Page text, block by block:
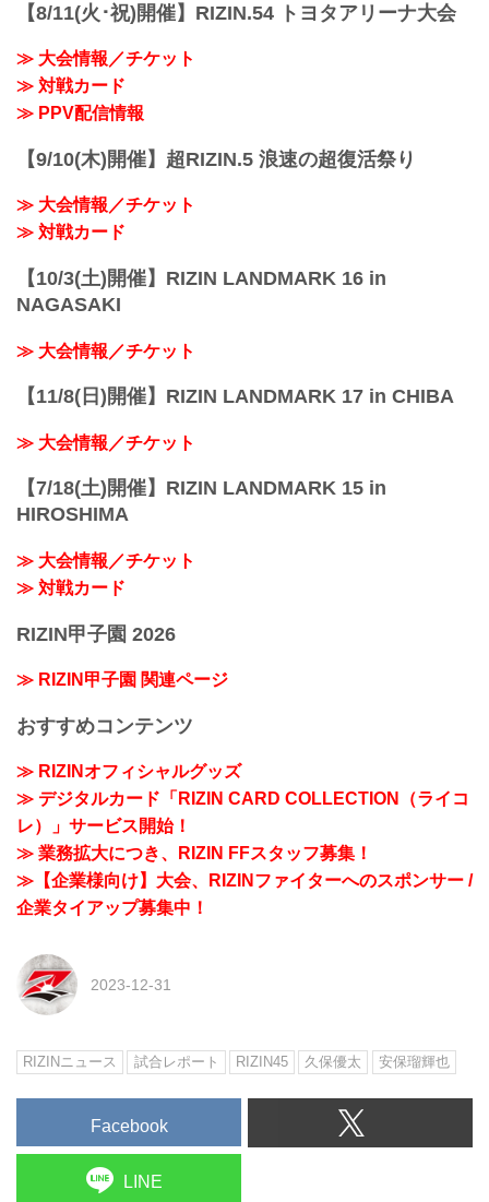
MOVIE
2023年12月31日（日）12:00開場 / 14:00
予定時間が前後す...
【8/11(火･祝)開催】RIZIN.54 トヨタアリーナ大会
≫ 大会情報／チケット
≫ 対戦カード
≫ PPV配信情報
【9/10(木)開催】超RIZIN.5 浪速の超復活祭り
≫ 大会情報／チケット
≫ 対戦カード
【10/3(土)開催】RIZIN LANDMARK 16 in
NAGASAKI
≫ 大会情報／チケット
【11/8(日)開催】RIZIN LANDMARK 17 in CHIBA
≫ 大会情報／チケット
【7/18(土)開催】RIZIN LANDMARK 15 in
HIROSHIMA
≫ 大会情報／チケット
≫ 対戦カード
RIZIN甲子園 2026
≫ RIZIN甲子園 関連ページ
おすすめコンテンツ
≫ RIZINオフィシャルグッズ
≫ デジタルカード「RIZIN CARD COLLECTION（ライコ
レ）」サービス開始！
≫ 業務拡大につき、RIZIN FFスタッフ募集！
≫【企業様向け】大会、RIZINファイターへのスポンサー /
企業タイアップ募集中！
2023-12-31
RIZINニュース 試合レポート RIZIN45 久保優太 安保瑠輝也
Facebook
LINE